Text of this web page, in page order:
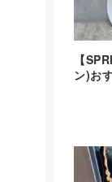
【
ン)お